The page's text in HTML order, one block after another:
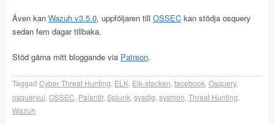
Även kan Wazuh v3.5.0, uppföljaren till OSSEC kan stödja osquery
sedan fem dagar tillbaka.
Stöd gärna mitt bloggande via Patreon.
Taggad Cyber Threat Hunting ELK Elk-stacken facebook Osquery,
osqueryui OSSEC Palantir, Splunk sysdig sysmon Threat Hunting
Wazuh